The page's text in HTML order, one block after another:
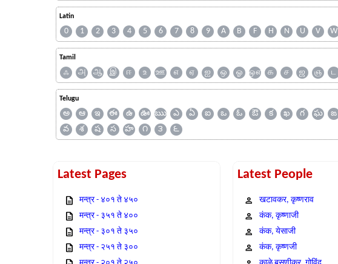
Latin
0 1 2 3 4 5 6 7 8 9 A B F H N U V W
Tamil
ஃ அ ஆ இ ஈ உ ஊ எ ஏ ஐ ஒ ஓ ஔ க ச ஜ ஞ ட
Telugu
అ ఆ ఇ ఈ ఉ ఊ ఋ ఎ ఏ ఐ ఒ ఓ ఔ క ఖ గ ఘ ఙ
వ
శ ష స హ ౧ ౩ ౬
Latest Pages
मन्त्र - ४०१ ते ४५०
मन्त्र - ३५१ ते ४००
मन्त्र - ३०१ ते ३५०
मन्त्र - २५१ ते ३००
Latest People
खटावकर, कृष्णराव
कंक, कृष्णाजी
कंक, येसाजी
कंक, कृष्णजी